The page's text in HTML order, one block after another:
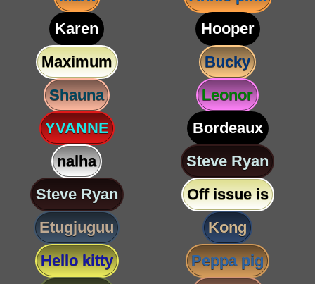
Karen
Hooper
Maximum
Bucky
Shauna
Leonor
YVANNE
Bordeaux
nalha
Steve Ryan
Steve Ryan
Off issue is
Etugjuguu
Kong
Hello kitty
Peppa pig